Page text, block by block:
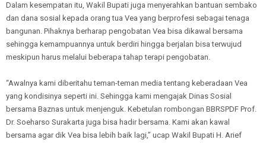
Dalam kesempatan itu, Wakil Bupati juga menyerahkan bantuan sembako
dan dana sosial kepada orang tua Vea yang berprofesi sebagai tenaga
bangunan. Pihaknya berharap pengobatan Vea bisa dikawal bersama
sehingga kemampuannya untuk berdiri hingga berjalan bisa terwujud
meskipun harus melalui beberapa tahap terapi pengobatan.
“Awalnya kami diberitahu teman-teman media tentang keberadaan Vea
yang kondisinya seperti ini. Sehingga kami mengajak Dinas Sosial
bersama Baznas untuk menjenguk. Kebetulan rombongan BBRSPDF Prof.
Dr. Soeharso Surakarta juga bisa hadir bersama. Kami akan kawal
bersama agar dik Vea bisa lebih baik lagi,” ucap Wakil Bupati H. Arief